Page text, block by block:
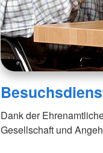
Dank der
Gesellschaft und